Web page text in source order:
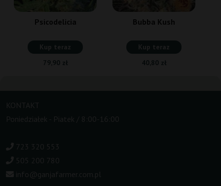
Psicodelicia
Kup teraz
79,90 zł
Bubba Kush
Kup teraz
40,80 zł
KONTAKT
Poniedziałek - Piatek / 8:00-16:00
723 320 553
505 200 780
info@ganjafarmer.com.pl